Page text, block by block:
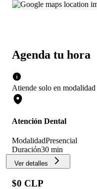
Agenda tu hora
Atiende solo en modalidad
Atención Dental
ModalidadPresencial
Duración30 min
Ver detalles
$0 CLP